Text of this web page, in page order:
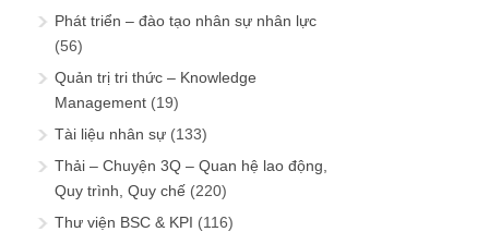
Phát triển – đào tạo nhân sự nhân lực
(56)
Quản trị tri thức – Knowledge
Management (19)
Tài liệu nhân sự (133)
Thải – Chuyện 3Q – Quan hệ lao động,
Quy trình, Quy chế (220)
Thư viện BSC & KPI (116)